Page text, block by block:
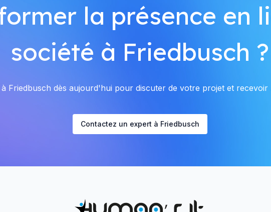
la présence en
société à Friedbusch ?
Friedbusch dès aujourd'hui pour discuter de votre projet et recevoir
Contactez un expert à Friedbusch